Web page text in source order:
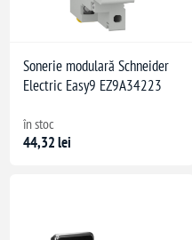
Sonerie modulară Schneider
Electric Easy9 EZ9A34223
în stoc
44,32 lei